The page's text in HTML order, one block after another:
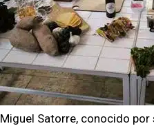
Miguel Satorre, conocido por